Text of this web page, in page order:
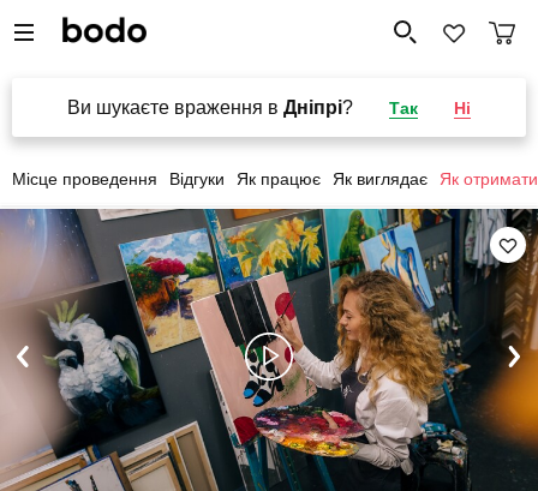
Ви шукаєте враження в Дніпрі? Так Ні
Місце проведення Відгуки Як працює Як виглядає Як отримати